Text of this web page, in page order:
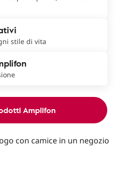
stile di vita
Amplifon